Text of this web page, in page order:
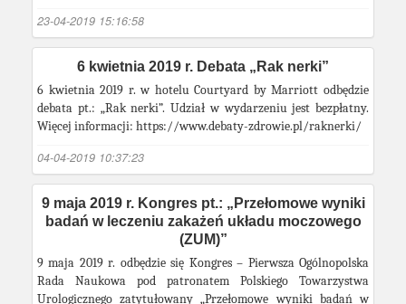
t
23-04-2019 15:16:58
6 kwietnia 2019 r. Debata „Rak nerki”
6 kwietnia 2019 r. w hotelu Courtyard by Marriott odbędzie
debata pt.: „Rak nerki”. Udział w wydarzeniu jest bezpłatny.
Więcej informacji: https://www.debaty-zdrowie.pl/raknerki/
04-04-2019 10:37:23
9 maja 2019 r. Kongres pt.: „Przełomowe wyniki
badań w leczeniu zakażeń układu moczowego
(ZUM)”
9 maja 2019 r. odbędzie się Kongres – Pierwsza Ogólnopolska
Rada Naukowa pod patronatem Polskiego Towarzystwa
Urologicznego zatytułowany „Przełomowe wyniki badań w